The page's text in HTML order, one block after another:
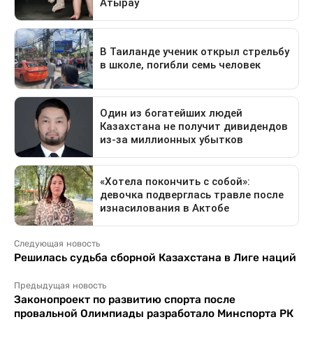
Следующая новость
Решилась судьба сборной Казахстана в Лиге наций
Предыдущая новость
Законопроект по развитию спорта после
провальной Олимпиады разработало Минспорта РК